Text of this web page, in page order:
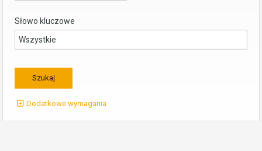
Słowo kluczowe
Dodatkowe wymagania